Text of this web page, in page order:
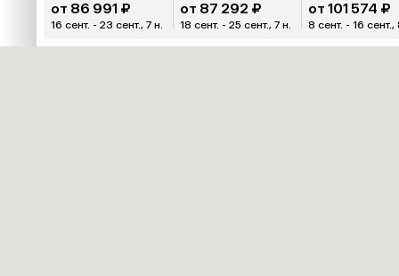
от 86 991 ₽
16 сент. - 23 сент., 7 н.
от 87 292 ₽
18 сент. - 25 сент., 7 н.
от 101 574 ₽
8 сент. - 16 сент.,